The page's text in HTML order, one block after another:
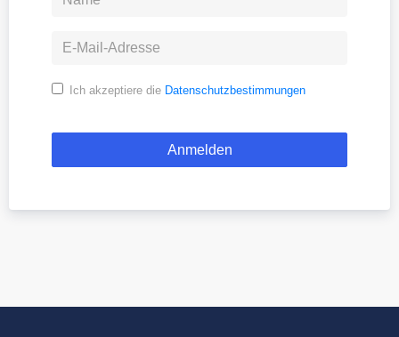
Ich akzeptiere die Datenschutzbestimmungen